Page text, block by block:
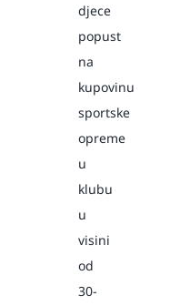
djece
popust
na
kupovinu
sportske
opreme
u
klubu
u
visini
od
30-